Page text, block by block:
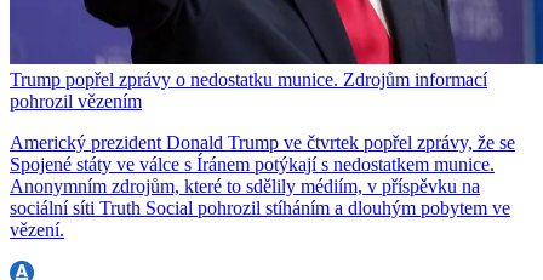
Trump popřel zprávy o nedostatku munice. Zdrojům informací
pohrozil vězením
Americký prezident Donald Trump ve čtvrtek popřel zprávy, že se
Spojené státy ve válce s Íránem potýkají s nedostatkem munice.
Anonymním zdrojům, které to sdělily médiím, v příspěvku na
sociální síti Truth Social pohrozil stíháním a dlouhým pobytem ve
vězení.